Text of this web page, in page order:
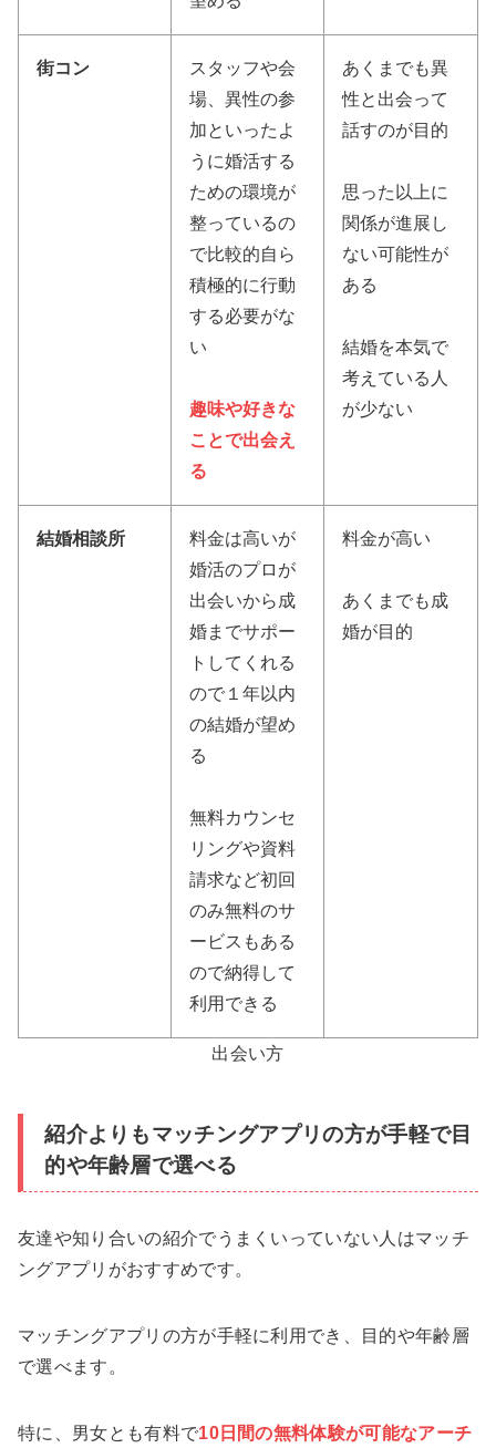
街コン
スタッフや会
場、異性の参
加といったよ
うに婚活する
ための環境が
整っているの
で比較的自ら
積極的に行動
する必要がな
い
趣味や好きな
ことで出会え
る
あくまでも異
性と出会って
話すのが目的
思った以上に
関係が進展し
ない可能性が
ある
結婚を本気で
考えている人
が少ない
結婚相談所
料金は高いが
婚活のプロが
出会いから成
婚までサポー
トしてくれる
ので１年以内
の結婚が望め
る
無料カウンセ
リングや資料
請求など初回
のみ無料のサ
ービスもある
ので納得して
利用できる
料金が高い
あくまでも成
婚が目的
出会い方
紹介よりもマッチングアプリの方が手軽で目
的や年齢層で選べる
友達や知り合いの紹介でうまくいっていない人はマッチ
ングアプリがおすすめです。
マッチングアプリの方が手軽に利用でき、目的や年齢層
で選べます。
特に、男女とも有料で10日間の無料体験が可能なアーチ